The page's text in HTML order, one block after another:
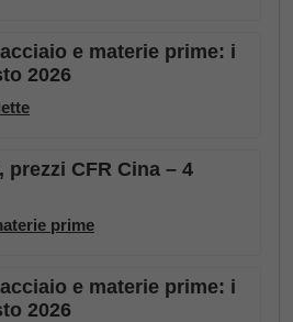
e materie prime: i
2026
CFR Cina – 4
prime
e materie prime: i
2026